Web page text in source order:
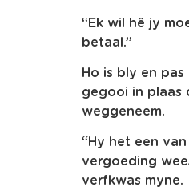
“Ek wil hê jy
betaal.”
Ho is bly en
gegooi in plaas
weggeneem.
“Hy het een
vergoeding
verfkwas myne.